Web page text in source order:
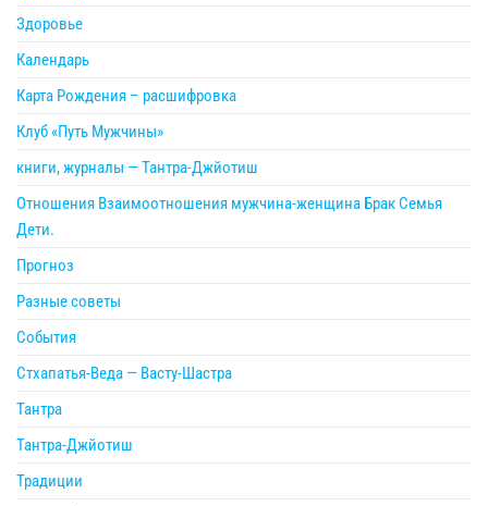
Здоровье
Календарь
Карта Рождения – расшифровка
Клуб «Путь Мужчины»
книги, журналы — Тантра-Джйотиш
Отношения Взаимоотношения мужчина-женщина Брак Семья
Дети.
Прогноз
Разные советы
События
Стхапатья-Веда — Васту-Шастра
Тантра
Тантра-Джйотиш
Традиции